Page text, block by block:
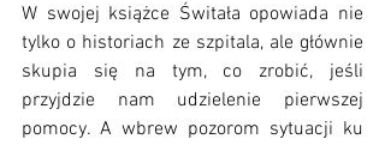
W swojej książce Świtała opowiada nie
tylko o historiach ze szpitala, ale głównie
skupia się na tym, co zrobić, jeśli
przyjdzie nam udzielenie pierwszej
pomocy. A wbrew pozorom sytuacji ku